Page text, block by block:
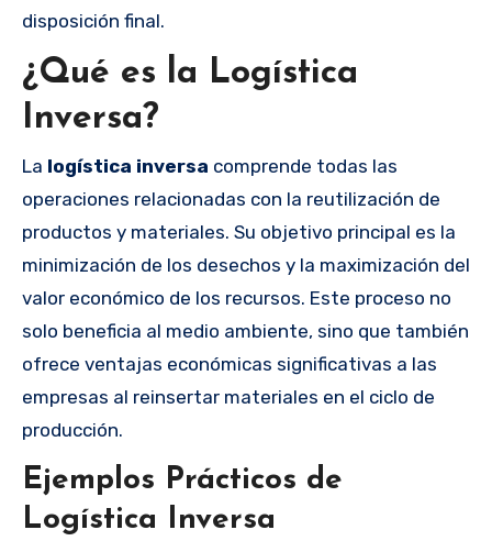
disposición final.
¿Qué es la Logística
Inversa?
La logística inversa comprende todas las
operaciones relacionadas con la reutilización de
productos y materiales. Su objetivo principal es la
minimización de los desechos y la maximización del
valor económico de los recursos. Este proceso no
solo beneficia al medio ambiente, sino que también
ofrece ventajas económicas significativas a las
empresas al reinsertar materiales en el ciclo de
producción.
Ejemplos Prácticos de
Logística Inversa